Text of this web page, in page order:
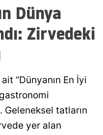
Dünya
Zirvedeki
“Dünyanın En İyi
tatların
yer alan